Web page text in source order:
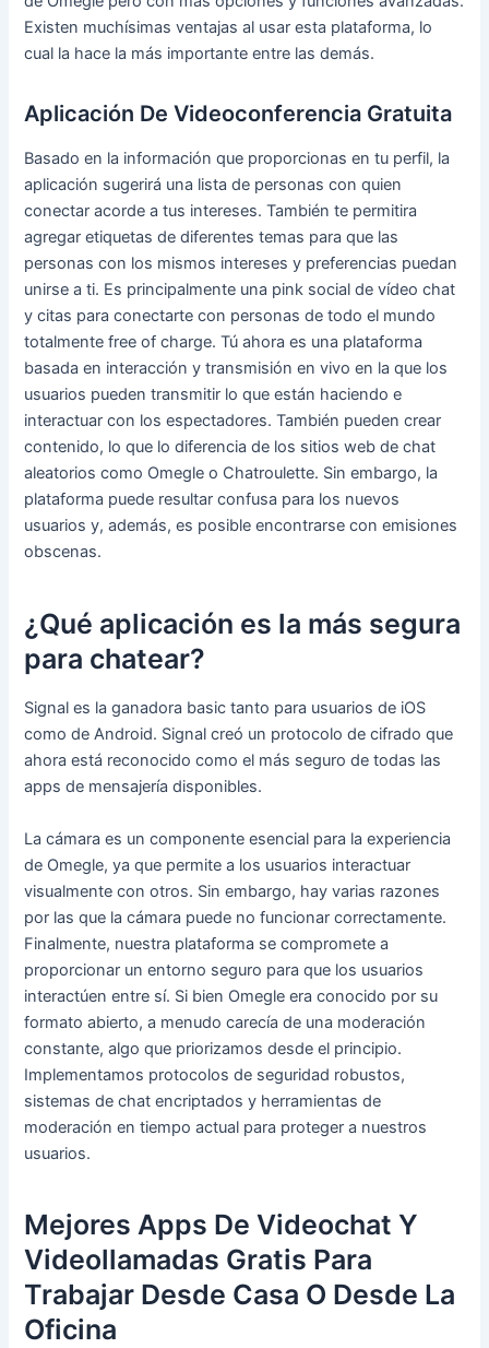
Existen muchísimas ventajas al usar esta plataforma, lo
cual la hace la más importante entre las demás.
Aplicación De Videoconferencia Gratuita
Basado en la información que proporcionas en tu perfil, la
aplicación sugerirá una lista de personas con quien
conectar acorde a tus intereses. También te permitira
agregar etiquetas de diferentes temas para que las
personas con los mismos intereses y preferencias puedan
unirse a ti. Es principalmente una pink social de vídeo chat
y citas para conectarte con personas de todo el mundo
totalmente free of charge. Tú ahora es una plataforma
basada en interacción y transmisión en vivo en la que los
usuarios pueden transmitir lo que están haciendo e
interactuar con los espectadores. También pueden crear
contenido, lo que lo diferencia de los sitios web de chat
aleatorios como Omegle o Chatroulette. Sin embargo, la
plataforma puede resultar confusa para los nuevos
usuarios y, además, es posible encontrarse con emisiones
obscenas.
¿Qué aplicación es la más segura
para chatear?
Signal es la ganadora basic tanto para usuarios de iOS
como de Android. Signal creó un protocolo de cifrado que
ahora está reconocido como el más seguro de todas las
apps de mensajería disponibles.
La cámara es un componente esencial para la experiencia
de Omegle, ya que permite a los usuarios interactuar
visualmente con otros. Sin embargo, hay varias razones
por las que la cámara puede no funcionar correctamente.
Finalmente, nuestra plataforma se compromete a
proporcionar un entorno seguro para que los usuarios
interactúen entre sí. Si bien Omegle era conocido por su
formato abierto, a menudo carecía de una moderación
constante, algo que priorizamos desde el principio.
Implementamos protocolos de seguridad robustos,
sistemas de chat encriptados y herramientas de
moderación en tiempo actual para proteger a nuestros
usuarios.
Mejores Apps De Videochat Y
Videollamadas Gratis Para
Trabajar Desde Casa O Desde La
Oficina